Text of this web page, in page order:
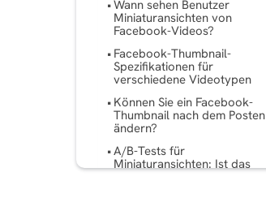
Wann sehen Benutzer
Miniaturansichten von
Facebook-Videos?
Facebook-Thumbnail-
Spezifikationen für
verschiedene Videotypen
Können Sie ein Facebook-
Thumbnail nach dem Posten
ändern?
A/B-Tests für
Miniaturansichten: Ist das